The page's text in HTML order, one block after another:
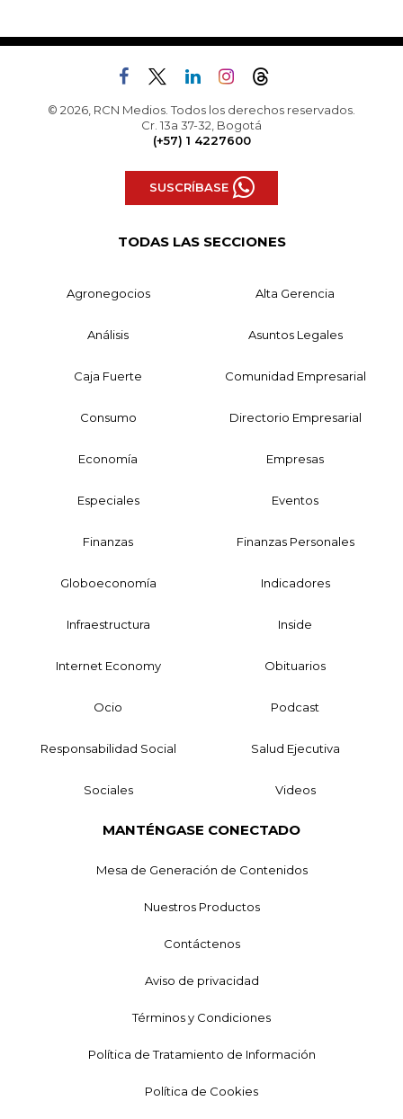
© 2026, RCN Medios. Todos los derechos reservados.
Cr. 13a 37-32, Bogotá
(+57) 1 4227600
SUSCRÍBASE
TODAS LAS SECCIONES
Agronegocios Alta Gerencia
Análisis Asuntos Legales
Caja Fuerte Comunidad Empresarial
Consumo Directorio Empresarial
Economía Empresas
Especiales Eventos
Finanzas Finanzas Personales
Globoeconomía Indicadores
Infraestructura Inside
Internet Economy Obituarios
Ocio Podcast
Responsabilidad Social Salud Ejecutiva
Sociales Videos
MANTÉNGASE CONECTADO
Mesa de Generación de Contenidos
Nuestros Productos
Contáctenos
Aviso de privacidad
Términos y Condiciones
Política de Tratamiento de Información
Política de Cookies